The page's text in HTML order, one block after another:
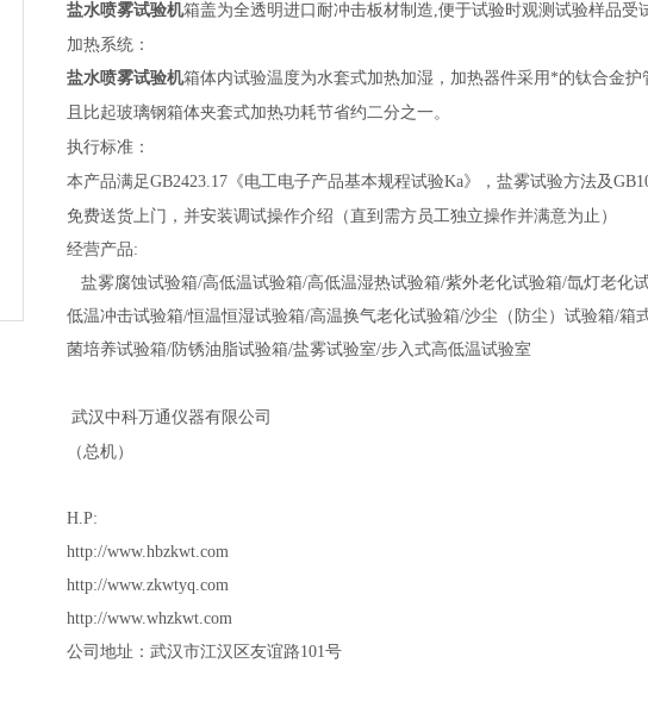
盐水喷雾试验机箱盖为全透明进口耐冲击板材制造,便于试验时观测试验样品受
加热系统：
盐水喷雾试验机箱体内试验温度为水套式加热加湿，加热器件采用*的钛合金
且比起玻璃钢箱体夹套式加热功耗节省约二分之一。
执行标准：
本产品满足GB2423.17 《电工电子产品基本规程试验Ka》，盐雾试验方法及
免费送货上门，并安装调试操作介绍（直到需方员工独立操作并满意为止）
经营产品:
盐雾腐蚀试验箱/高低温试验箱/高低温湿热试验箱/紫外老化试验箱/氙灯老化
低温冲击试验箱/恒温恒湿试验箱/高温换气老化试验箱/沙尘 （ 防尘 ） 试验箱/箱
菌培养试验箱/防锈油脂试验箱/盐雾试验室/步入式高低温试验室
武汉中科万通仪器有限公司
（总机）
H.P:
http://www.hbzkwt.com
http://www.zkwtyq.com
http://www.whzkwt.com
公司地址：武汉市江汉区友谊路101号